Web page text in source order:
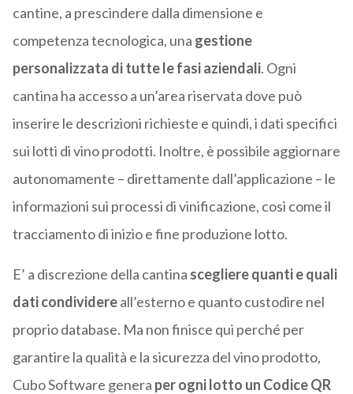
cantine, a prescindere dalla dimensione e
competenza tecnologica, una gestione
personalizzata di tutte le fasi aziendali. Ogni
cantina ha accesso a un’area riservata dove può
inserire le descrizioni richieste e quindi, i dati specifici
sui lotti di vino prodotti. Inoltre, è possibile aggiornare
autonomamente – direttamente dall’applicazione – le
informazioni sui processi di vinificazione, così come il
tracciamento di inizio e fine produzione lotto.
E’ a discrezione della cantina scegliere quanti e quali
dati condividereall’esterno e quanto custodire nel
proprio database. Ma non finisce qui perché per
garantire la qualità e la sicurezza del vino prodotto,
Cubo Software genera per ogni lotto un Codice QR